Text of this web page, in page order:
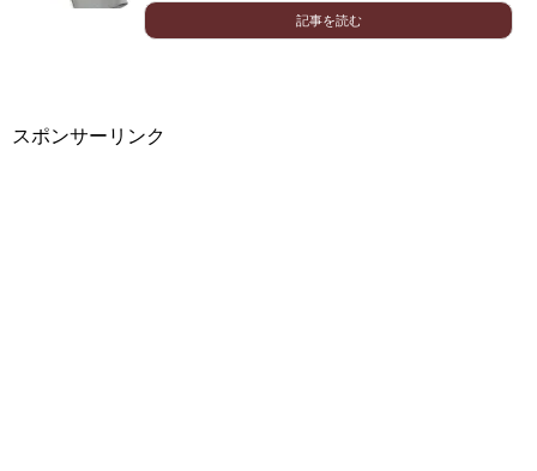
記事を読む
スポンサーリンク